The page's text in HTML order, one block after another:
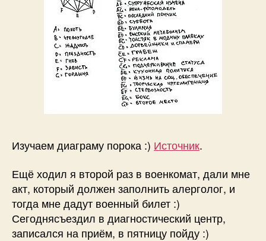
Изучаем диаграму порока :) Источник.
Ещё ходил я второй раз в военкомат, дали мне
акт, который должен заполнить алерголог, и
тогда мне дадут военный билет :)
Сегоднясъездил в диагностический центр,
записался на приём, в пятницу пойду :)